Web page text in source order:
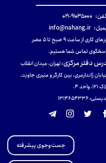
۹۱۰۳۵۰۰۰-۰۲۱
info@nahang.ir
کاری از ساعت ۹ صبح تا ۵ عصر
تماس شما هستیم.
دفتر مرکزی:تهران، میدان انقلاب
ژاندارمری، بین کارگر و منیری جاوید،
واحد ۴.
131465433۶
جست‌وجوی پیشرفته